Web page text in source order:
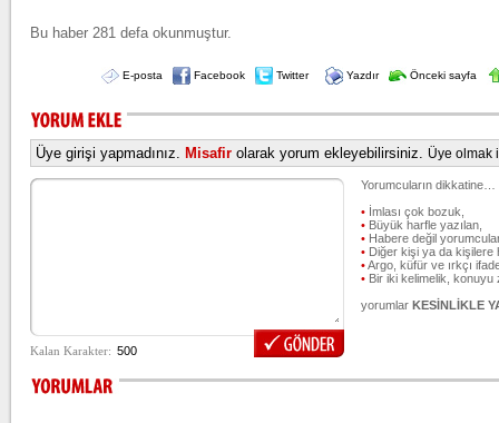
Bu haber 281 defa okunmuştur.
E-posta Facebook Twitter Yazdır Önceki sayfa
Üye girişi yapmadınız. Misafir olarak yorum ekleyebilirsiniz. Üye olmak
Yorumcuların dikkatine…
• İmlası çok bozuk,
• Büyük harfle yazılan,
• Habere değil
• Diğer kişi ya da kişilere
•Argo, küfür ve ırkçı
• Bir iki kelimelik, konuyu
yorumlar KESİNLİKLE